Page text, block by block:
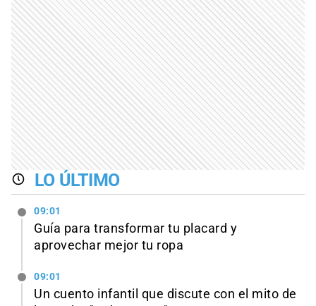
LO ÚLTIMO
09:01
Guía para transformar tu placard y
aprovechar mejor tu ropa
09:01
Un cuento infantil que discute con el mito de